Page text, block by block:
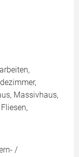
Massivhaus,
/